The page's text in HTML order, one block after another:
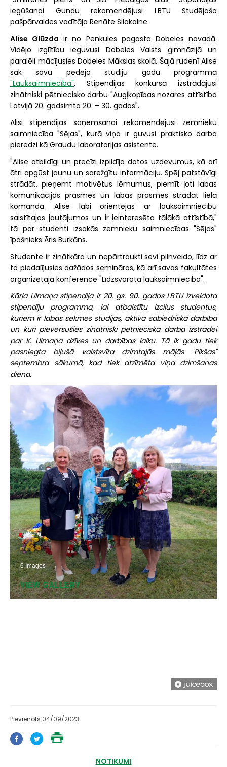
iegūšanai Gundu rekomendējusi LBTU Studējošo
pašpārvaldes vadītāja Renāte Silakalne.
Alise Glūzda ir no Penkules pagasta Dobeles novadā.
Vidējo izglītību ieguvusi Dobeles Valsts ģimnāzijā un
paralēli mācījusies Dobeles Mākslas skolā. Šajā rudenī Alise
sāk savu pēdējo studiju gadu programmā
"Lauksaimniecība". Stipendijas konkursā izstrādājusi
zinātniski pētniecisko darbu "Augļkopības nozares attīstība
Latvijā 20. gadsimta 20. – 30. gados".
Alisi stipendijas saņemšanai rekomendējusi zemnieku
saimniecība "Sējas", kurā viņa ir guvusi praktisko darba
pieredzi kā Graudu laboratorijas asistente.
"Alise atbildīgi un precīzi izpildīja dotos uzdevumus, kā arī
ātri apgūst jaunu un sarežģītu informāciju. Spēj patstāvīgi
strādāt, pieņemt motivētus lēmumus, piemīt ļoti labas
komunikācijas prasmes un labas prasmes strādāt lielā
komandā. Alise labi orientējas ar lauksaimniecību
saistītajos jautājumos un ir ieinteresēta tālākā attīstībā,"
tā par studenti izsakās zemnieku saimniecības "Sējas"
īpašnieks Āris Burkāns.
Studente ir zinātkāra un nepārtraukti sevi pilnveido, līdz ar
to piedalījusies dažādos semināros, kā arī savas fakultātes
organizētajā konferencē "Līdzsvarota lauksaimniecība".
Kārļa Ulmaņa stipendija ir 20. gs. 90. gados LBTU izveidota
stipendiju programma, lai atbalstītu izcilus studentus,
kuriem ir labas sekmes studijās, aktīva sabiedriskā darbība
un kuri pievērsušies zinātniski pētnieciskā darba izstrādei
par K. Ulmaņa dzīves un darbības laiku. Tā ik gadu tiek
pasniegta bijušā valstsvīra dzimtajās mājās "Pikšas"
septembra sākumā, kad tiek atzīmēta viņa dzimšanas
diena.
6 Images
VIEW GALLERY
Pievienots 04/09/2023
NOTIKUMI